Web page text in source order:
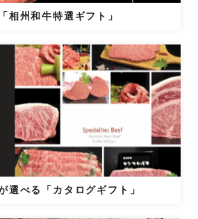
相州和牛特選ギフト」
選べる「カタログギフト」